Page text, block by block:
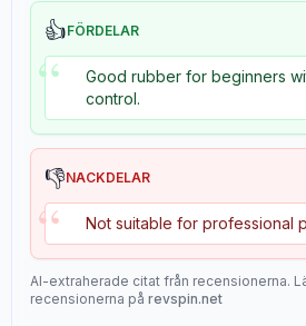
👍FÖRDELAR
“
Good rubber for beginners
control.
👎NACKDELAR
“ Not suitable for professional
AI-extraherade citat från recensionerna.
recensionerna på revspin.net